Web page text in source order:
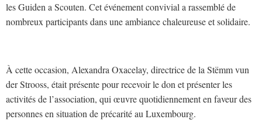
les Guiden a Scouten. Cet événement convivial a rassemblé de
nombreux participants dans une ambiance chaleureuse et solidaire.
À cette occasion, Alexandra Oxacelay, directrice de la Stëmm vun
der Strooss, était présente pour recevoir le don et présenter les
activités de l’association, qui œuvre quotidiennement en faveur des
personnes en situation de précarité au Luxembourg.